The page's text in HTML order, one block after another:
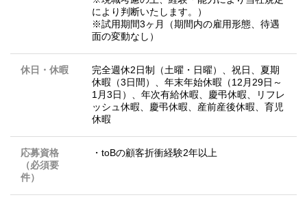
により判断いたします。）
※試用期間3ヶ月（期間内の雇用形態、待遇
面の変動なし）
休日・休暇
完全週休2日制（土曜・日曜）、祝日、夏期
休暇（3日間）、年末年始休暇（12月29日～
1月3日）、年次有給休暇、慶弔休暇、リフレ
ッシュ休暇、慶弔休暇、産前産後休暇、育児
休暇
応募資格
（必須要
件）
・toBの顧客折衝経験2年以上